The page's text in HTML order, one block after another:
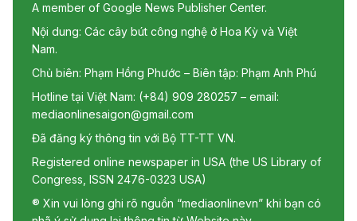
A member of Google News Publisher Center.
Nội dung: Các cây bút công nghệ ở Hoa Kỳ và Việt
Nam.
Chủ biên: Phạm Hồng Phước – Biên tập: Phạm Anh Phú
Hotline tại Việt Nam: (+84) 909 280257 – email:
mediaonlinesaigon@gmail.com
Đã đăng ký thông tin với Bộ TT-TT VN.
Registered online newspaper in USA (the US Library of
Congress, ISSN 2476-0323 USA)
® Xin vui lòng ghi rõ nguồn “mediaonlinevn” khi bạn có